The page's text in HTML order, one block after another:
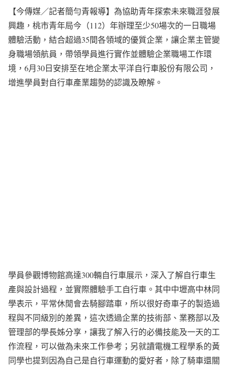
【今傳媒／記者簡勻青報導】為協助青年探索未來職涯發展
興趣，桃市青年局今（112）年辦理至少50場次的一日職場
體驗活動，結合超過35間各領域的優質企業，讓企業主管變
身職場領航員，帶領學員進行實作並體驗企業職場工作環
境，6月30日安排至在地企業太平洋自行車股份有限公司，
增進學員對自行車產業趨勢的認識及瞭解。
學員參觀博物館高達300輛自行車展示，深入了解自行車生
產與設計過程，並實際體驗手工自行車。其中中壢高中林同
學表示，平常休閒會去騎腳踏車，所以很好奇車子的製造過
程與不同級別的差異，這次透過企業的技術部、業務部以及
管理部的學長姊分享，讓我了解入行的必備技能及一天的工
作流程，可以做為未來工作參考；另就讀電機工程學系的黃
同學也提到因為自己是自行車運動的愛好者，除了騎車還關